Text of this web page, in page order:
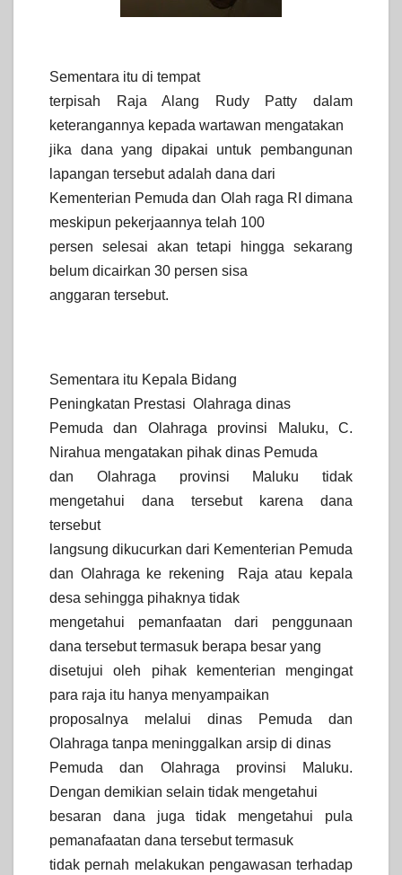
Sementara itu di tempat
terpisah Raja Alang Rudy Patty dalam
keterangannya kepada wartawan mengatakan
jika dana yang dipakai untuk pembangunan
lapangan tersebut adalah dana dari
Kementerian Pemuda dan Olah raga RI dimana
meskipun pekerjaannya telah 100
persen selesai akan tetapi hingga sekarang
belum dicairkan 30 persen sisa
anggaran tersebut.
Sementara itu Kepala Bidang
Peningkatan Prestasi Olahraga dinas
Pemuda dan Olahraga provinsi Maluku, C.
Nirahua mengatakan pihak dinas Pemuda
dan Olahraga provinsi Maluku tidak
mengetahui dana tersebut karena dana
tersebut
langsung dikucurkan dari Kementerian Pemuda
dan Olahraga ke rekening
Raja atau kepala
desa sehingga pihaknya tidak
mengetahui pemanfaatan dari penggunaan
dana tersebut termasuk berapa besar yang
disetujui oleh pihak kementerian mengingat
para raja itu hanya menyampaikan
proposalnya melalui dinas Pemuda dan
Olahraga tanpa meninggalkan arsip di dinas
Pemuda dan Olahraga provinsi Maluku.
Dengan demikian selain tidak mengetahui
besaran dana juga tidak mengetahui pula
pemanafaatan dana tersebut termasuk
tidak pernah melakukan pengawasan terhadap